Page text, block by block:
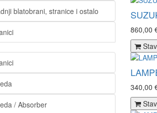
blatobrani, stranice i ostalo
/ Absorber
860,00
340,00